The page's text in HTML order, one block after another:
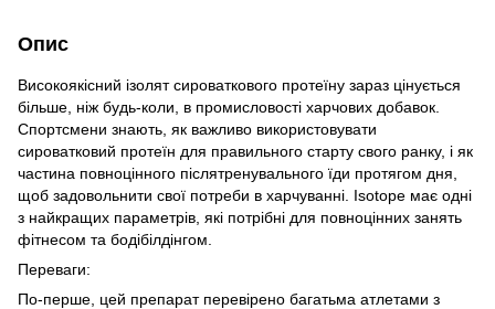
Опис
Високоякісний ізолят сироваткового протеїну зараз цінується
більше, ніж будь-коли, в промисловості харчових добавок.
Спортсмени знають, як важливо використовувати
сироватковий протеїн для правильного старту свого ранку, і як
частина повноцінного післятренувального їди протягом дня,
щоб задовольнити свої потреби в харчуванні. Isotope має одні
з найкращих параметрів, які потрібні для повноцінних занять
фітнесом та бодібілдінгом.
Переваги:
По-перше, цей препарат перевірено багатьма атлетами з